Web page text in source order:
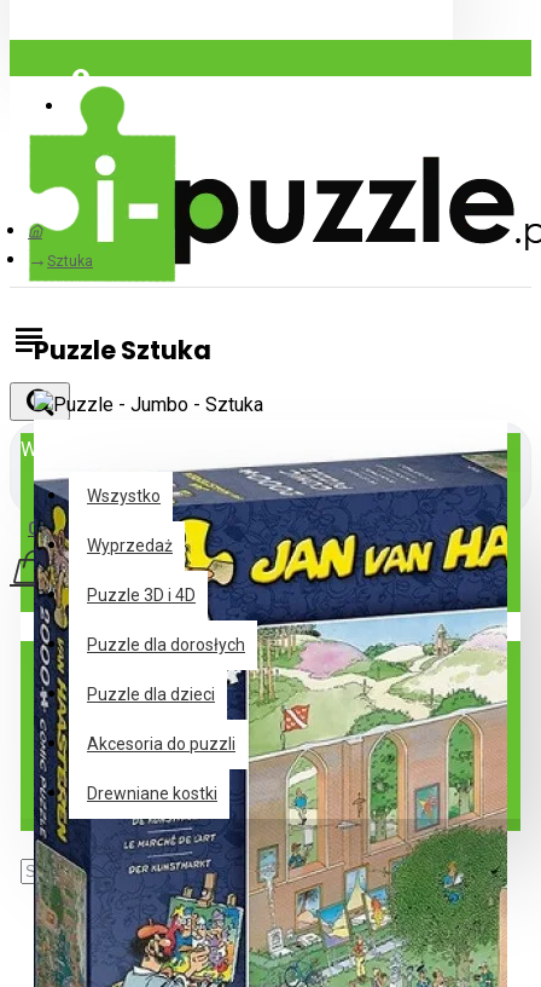
Zaloguj się
Zarejestrować
Wszystko
Wszystko
Wyprzedaż
Puzzle 3D i 4D
Puzzle dla dorosłych
Puzzle dla dzieci
Akcesoria do puzzli
Drewniane kostki
0 szt. - 0,00€
Twój koszyk jest pusty!
Sztuka
Puzzle Sztuka